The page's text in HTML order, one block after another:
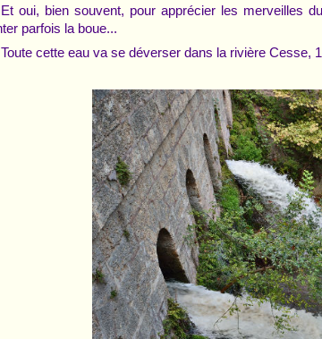
Et oui, bien souvent, pour apprécier les merveilles
parfois la boue...
Toute cette eau va se déverser dans la rivière Cesse,